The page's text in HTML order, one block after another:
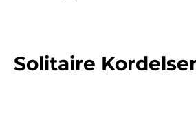
Solitaire